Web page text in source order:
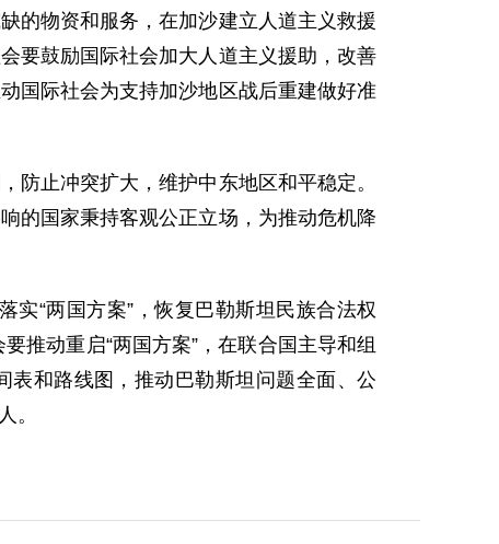
的物资和服务，在加沙建立人道主义救援
要鼓励国际社会加大人道主义援助，改善
国际社会为支持加沙地区战后重建做好准
防止冲突扩大，维护中东地区和平稳定。
的国家秉持客观公正立场，为推动危机降
“两国方案”，恢复巴勒斯坦民族合法权
推动重启“两国方案”，在联合国主导和组
表和路线图，推动巴勒斯坦问题全面、公
。